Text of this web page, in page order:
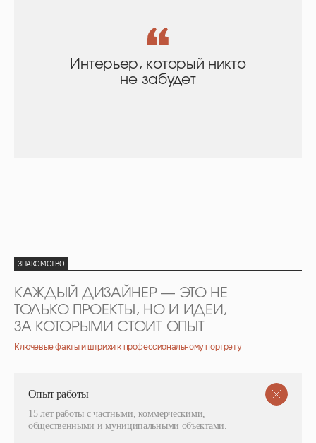
Интерьер, который никто
не забудет
ЗНАКОМСТВО
КАЖДЫЙ ДИЗАЙНЕР — ЭТО НЕ
ТОЛЬКО ПРОЕКТЫ, НО И ИДЕИ,
ЗА КОТОРЫМИ СТОИТ ОПЫТ
Ключевые факты и штрихи к профессиональному портрету
Опыт работы
15 лет работы с частными, коммерческими,
общественными и муниципальными объектами.